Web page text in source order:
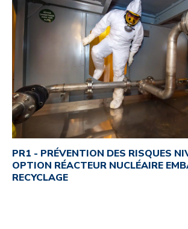
PR1 - PRÉVENTION DES RISQUES
OPTION RÉACTEUR NUCLÉAIRE
RECYCLAGE